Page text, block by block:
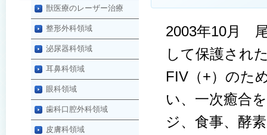
2003年10月
して保護され
FIV（+）のた
い、一次癒合
ジ、食事、酵
獣医療のレーザー治療
整形外科領域
泌尿器科領域
耳鼻科領域
眼科領域
歯科口腔外科領域
皮膚科領域